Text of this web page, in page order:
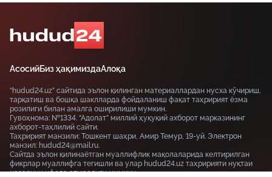
АсосийБиз ҳақимиздаАлоқа
“hudud24.uz” сайтида эълон қилинган материаллардан нусха кўчириш,
тарқатиш ва бошқа шаклларда фойдаланиш фақат таҳририят ёзма
розилиги билан амалга оширилиши мумкин.
Гувоҳнома: №1334. “Адолат” миллий ҳуқуқий ахборот марказининг
ахборот-таҳлилий сайти.
Таҳририят манзили: Тошкент шаҳри, Амир Темур, 19-уй. Электрон
манзил: hudud24@mail.ru.
Сайтда эълон қилинаётган муаллифлик мақолаларида келтирилган
фикрлар муаллифга тегишли ва улар hudud24.uz таҳририяти нуқтаи
назарини ифода этмаслиги мумкин.